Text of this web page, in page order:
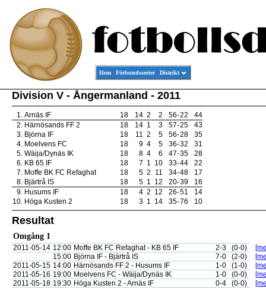
Hem Förbundsserier Distrikt
Division V - Ångermanland - 2011
1. Arnäs IF 18 14 2 2 56-22
44
2. Härnösands FF 2 18 14 1 3 57-25
43
3. Björna IF 18 11 2 5 56-28
35
4. Moelvens FC 18 9 4 5 36-32
31
5. Wäija/Dynäs IK 18 8 4 6 47-35
28
6. KB 65 IF 18 7 1 10 33-44
22
7. Moffe BK FC Refaghat 18 5 2 11 34-48
17
8. Bjärtrå IS 18 5 1 12 20-39
16
9. Husums IF 18 4 2 12 26-51
14
10. Höga Kusten 2 18 3 1 14 35-76 10
Resultat
Omgång 1
2011-05-14 12:00 Moffe BK FC Refaghat - KB 65 IF 2-3 (0-0)
15:00 Björna IF - Bjärtrå IS 7-0 (2-0)
2011-05-15 14:00 Härnösands FF 2 - Husums IF 1-0 (1-0)
2011-05-16 19:00 Moelvens FC - Wäija/Dynäs IK 1-0 (0-0)
2011-05-18 19:30 Höga Kusten 2 - Arnäs IF 0-4 (0-0)